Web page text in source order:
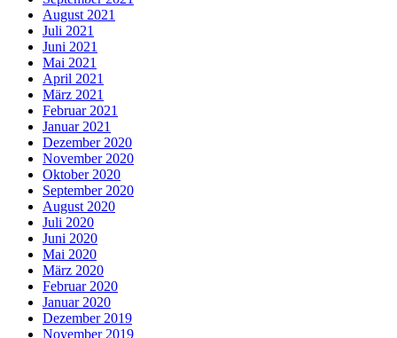
August 2021
Juli 2021
Juni 2021
Mai 2021
April 2021
März 2021
Februar 2021
Januar 2021
Dezember 2020
November 2020
Oktober 2020
September 2020
August 2020
Juli 2020
Juni 2020
Mai 2020
März 2020
Februar 2020
Januar 2020
Dezember 2019
November 2019